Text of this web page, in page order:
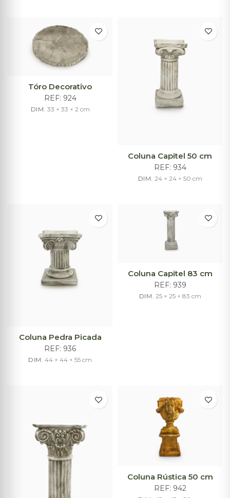
Tóro Decorativo
REF: 924
DIM. 33 × 33 × 2 cm
Coluna Capitel 50 cm
REF: 934
DIM. 24 × 24 × 50 cm
Coluna Pedra Picada
REF: 936
DIM. 44 × 44 × 55 cm
Coluna Capitel 83 cm
REF: 939
DIM. 25 × 25 × 83 cm
Coluna Rústica 50 cm
REF: 942